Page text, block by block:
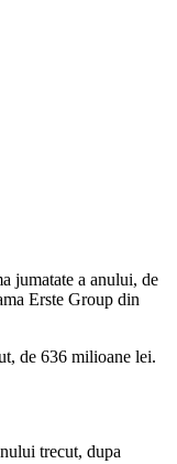
jumatate a anului, de
Erste Group din
de 636 milioane lei.
trecut, dupa